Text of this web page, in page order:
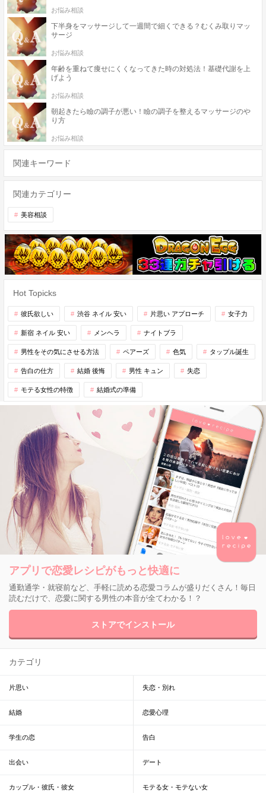
お悩み相談
下半身をマッサージして一週間で細くできる？むくみ取りマッ
サージ
お悩み相談
年齢を重ねて痩せにくくなってきた時の対処法！基礎代謝を上
げよう
お悩み相談
朝起きたら瞼の調子が悪い！瞼の調子を整えるマッサージのや
り方
お悩み相談
関連キーワード
関連カテゴリー
美容相談
Hot Topicks
彼氏欲しい 渋谷 ネイル 安い 片思い アプローチ 女子力
新宿 ネイル 安い メンヘラ ナイトブラ
男性をその気にさせる方法 ペアーズ 色気 タップル誕生
告白の仕方 結婚 後悔 男性 キュン 失恋
モテる女性の特徴 結婚式の準備
アプリで恋愛レシピがもっと快適に
通勤通学・就寝前など、手軽に読める恋愛コラムが盛りだくさん！毎日
読むだけで、恋愛に関する男性の本音が全てわかる！？
ストアでインストール
カテゴリ
片思い 失恋・別れ
結婚 恋愛心理
学生の恋 告白
出会い デート
カップル・彼氏・彼女 モテる女・モテない女